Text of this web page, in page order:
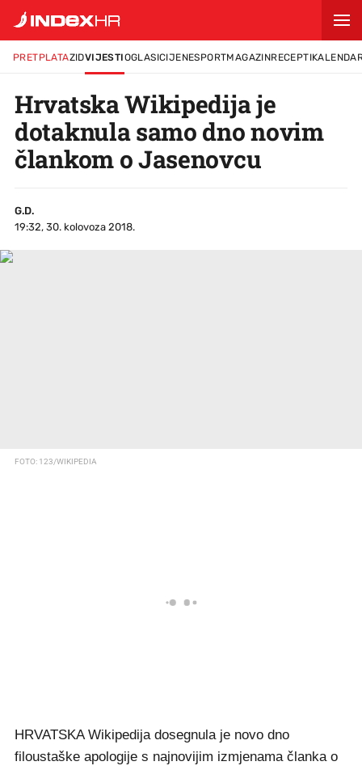
PRETPLATAZIDVIJESTIOGLASICIJENESPORTMAGAZINRECEPTI
Hrvatska Wikipedija je
dotaknula samo dno novim
člankom o Jasenovcu
G.D.
19:32, 30. kolovoza 2018.
FOTO: 123/WIKIPEDIA
HRVATSKA Wikipedija dosegnula je novo dno
filoustaške apologije s najnovijim izmjenama članka o